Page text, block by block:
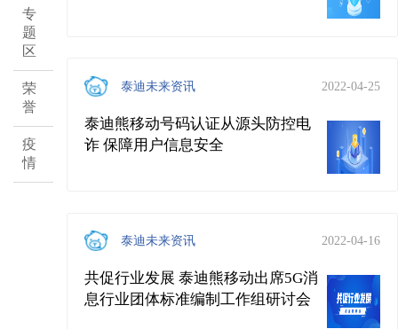
专
题
区
荣
誉
疫
情
泰迪熊移动号码认证从源头防控电
诈 保障用户信息安全
泰迪未来资讯 2022-04-25
共促行业发展 泰迪熊移动出席5G消
息行业团体标准编制工作组研讨会
泰迪未来资讯 2022-04-16